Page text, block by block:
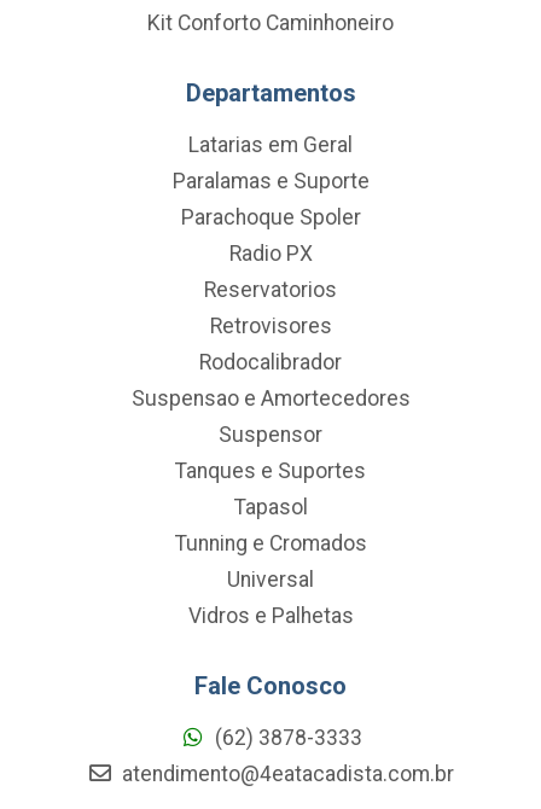
Kit Conforto Caminhoneiro
Departamentos
Latarias em Geral
Paralamas e Suporte
Parachoque Spoler
Radio PX
Reservatorios
Retrovisores
Rodocalibrador
Suspensao e Amortecedores
Suspensor
Tanques e Suportes
Tapasol
Tunning e Cromados
Universal
Vidros e Palhetas
Fale Conosco
(62) 3878-3333
atendimento@4eatacadista.com.br